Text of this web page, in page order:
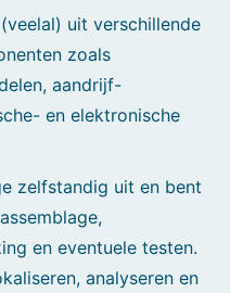
uit verschillende
zoals
aandrijf-
en elektronische
zelfstandig uit en bent
en eventuele testen.
analyseren en